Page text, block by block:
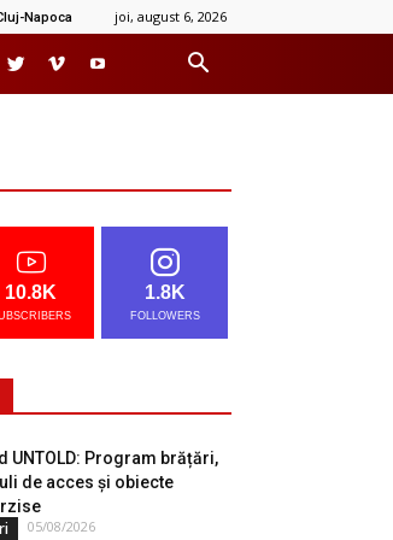
Napoca joi, august 6, 2026
10.8K 1.8K
FOLLOWERS
UNTOLD: Program brățări,
de acces și obiecte
05/08/2026